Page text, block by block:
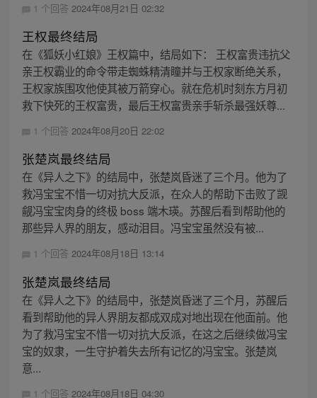
1 个回答 2024年08月21日 02:32
王权最终结局
在《狐妖小红娘》王权篇中，结局如下： 王权富贵违抗父
亲王权霸业的命令带走蜘蛛精清瞳并与王权家断绝关系，
王权家族围攻他使其被万箭穿心。就在危机时刻东方月初
救下快死的王权富贵，最后王权富贵亲手斩杀最强妖尊...
1 个回答 2024年08月20日 22:02
张楚岚最终结局
在《异人之下》的结局中，张楚岚昏迷了三个月。他为了
救冯宝宝不惜一切对抗大反派，在众人的帮助下击败了觊
觎冯宝宝肉身的终极 boss 端木瑛。苏醒后看到帮助他的
那些异人界的朋友，感动泪目。冯宝宝虽然没有被...
1 个回答 2024年08月18日 13:14
张楚岚最终结局
在《异人之下》的结局中，张楚岚昏迷了三个月，苏醒后
看到帮助他的异人界朋友都成双成对地出现在他面前。他
为了救冯宝宝不惜一切对抗大反派，在这之后继续做冯宝
宝的奴隶，一生守护着失去所有记忆的冯宝宝。张楚岚
意...
1 个回答 2024年08月18日 04:30